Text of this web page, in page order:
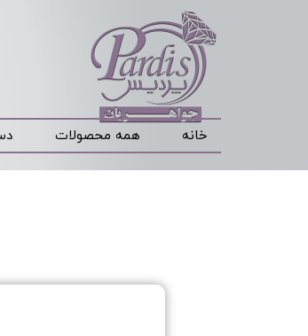
خانه همه محصولات